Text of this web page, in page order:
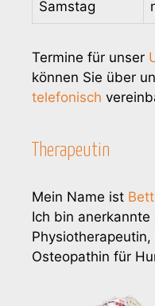
Samstag
Termine für unser
können Sie über
telefonisch
Therapeutin
Mein Name ist
Ich bin
Osteopathin für